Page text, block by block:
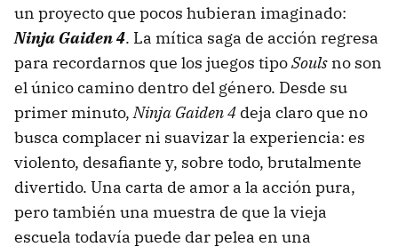
un proyecto que pocos hubieran imaginado:
Ninja Gaiden 4. La mítica saga de acción regresa
para recordarnos que los juegos tipoSouls no son
el único camino dentro del género. Desde su
primer minuto,Ninja Gaiden 4 deja claro que no
busca complacer ni suavizar la experiencia: es
violento, desafiante y, sobre todo, brutalmente
divertido. Una carta de amor a la acción pura,
pero también una muestra de que la vieja
escuela todavía puede dar pelea en una